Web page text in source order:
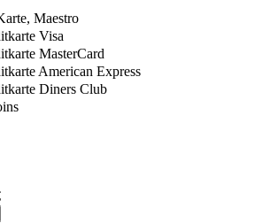
Maestro
Visa
MasterCard
American Express
Diners Club